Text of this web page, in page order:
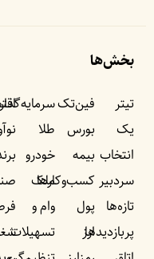
بخش‌ها
تیتر
یک
انتخاب
سردبیر
تازه‌ها
پربازدید‌ها
فین‌تک
بورس
بیمه
کسب‌وکار‌ها
پول
ارز
طلا
خودرو
ملک
وام و
تسهیلات